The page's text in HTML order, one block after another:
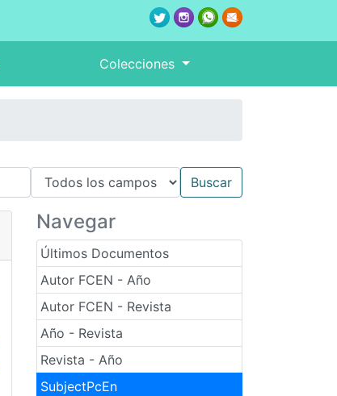
Colecciones
Navegar
Últimos Documentos
Autor FCEN - Año
Autor FCEN - Revista
Año - Revista
Revista - Año
SubjectPcEn